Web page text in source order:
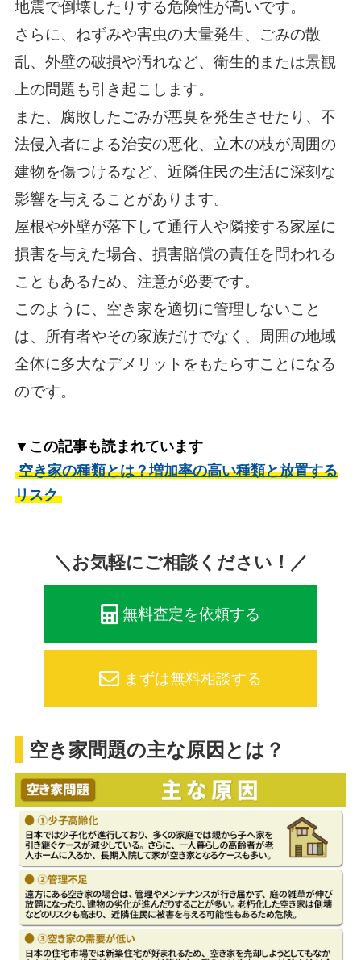
地震で倒壊したりする危険性が高いです。
さらに、ねずみや害虫の大量発生、ごみの散
乱、外壁の破損や汚れなど、衛生的または景観
上の問題も引き起こします。
また、腐敗したごみが悪臭を発生させたり、不
法侵入者による治安の悪化、立木の枝が周囲の
建物を傷つけるなど、近隣住民の生活に深刻な
影響を与えることがあります。
屋根や外壁が落下して通行人や隣接する家屋に
損害を与えた場合、損害賠償の責任を問われる
こともあるため、注意が必要です。
このように、空き家を適切に管理しないこと
は、所有者やその家族だけでなく、周囲の地域
全体に多大なデメリットをもたらすことになる
のです。
▼この記事も読まれています
空き家の種類とは？増加率の高い種類と放置する
リスク
＼お気軽にご相談ください！／
無料査定を依頼する
まずは無料相談する
空き家問題の主な原因とは？